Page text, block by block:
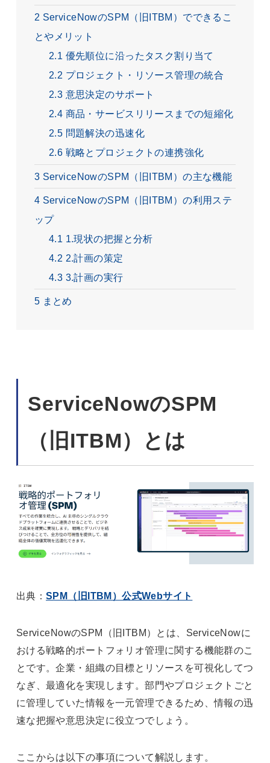
2 ServiceNowのSPM（旧ITBM）でできるこ
とやメリット
2.1 優先順位に沿ったタスク割り当て
2.2 プロジェクト・リソース管理の統合
2.3 意思決定のサポート
2.4 商品・サービスリリースまでの短縮化
2.5 問題解決の迅速化
2.6 戦略とプロジェクトの連携強化
3 ServiceNowのSPM（旧ITBM）の主な機能
4 ServiceNowのSPM（旧ITBM）の利用ステ
ップ
4.1 1.現状の把握と分析
4.2 2.計画の策定
4.3 3.計画の実行
5 まとめ
ServiceNowのSPM
（旧ITBM）とは
出典：SPM（旧ITBM）公式Webサイト
ServiceNowのSPM（旧ITBM）とは、ServiceNowに
おける戦略的ポートフォリオ管理に関する機能群のこ
とです。企業・組織の目標とリソースを可視化してつ
なぎ、最適化を実現します。部門やプロジェクトごと
に管理していた情報を一元管理できるため、情報の迅
速な把握や意思決定に役立つでしょう。
ここからは以下の事項について解説します。